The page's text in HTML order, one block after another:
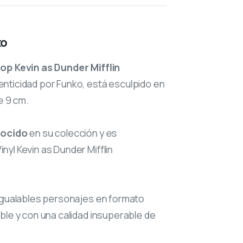
Kevin as Dunder Mifflin
por Funko, está esculpido en
9 cm.
en su colección y es
Kevin as Dunder Mifflin
personajes en formato
y con una calidad insuperable de